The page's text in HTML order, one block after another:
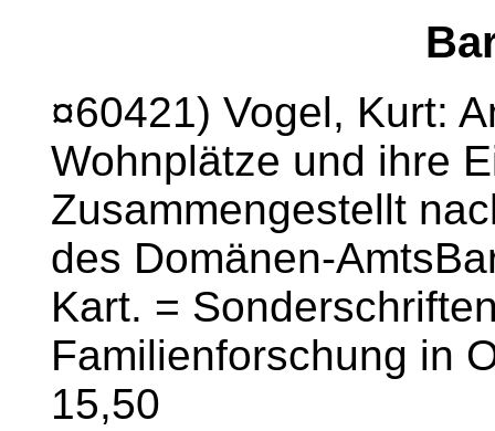
¤60421) Vogel, Kurt:
Wohnplätze und ihre
Zusammengestellt
des Domänen-
Kart. =
Familienforschung in
15,50